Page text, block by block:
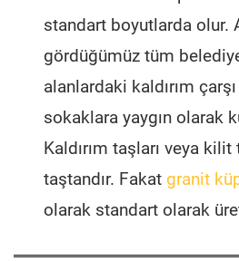
standart boyutlarda olur.
gördüğümüz tüm
alanlardaki kaldırım
sokaklara yaygın olarak
Kaldırım taşları veya
taştandır. Fakat granit
olarak standart olarak